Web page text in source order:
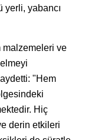
yerli, yabancı
malzemeleri ve
"Hem
Hiç
derin etkileri